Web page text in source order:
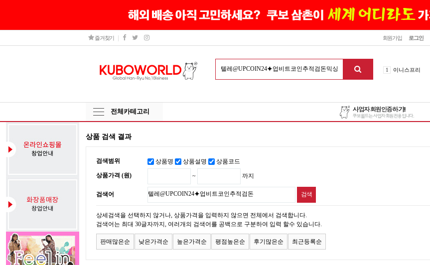
닫기
회원가입 로그인
즐겨찾기
1
4 메디힐
5 라네즈
전체카테고리
상품 검색 결과
검색범위 상품명 상품설명 상품코드
상품가격 (원) ~ 까지
검색어
상세검색을 선택하지 않거나, 상품가격을 입력하지 않으면 전체에서 검색합니다.
검색어는 최대 30글자까지, 여러개의 검색어를 공백으로 구분하여 입력 할수 있습니다.
판매많은순 낮은가격순 높은가격순 평점높은순 후기많은순 최근등록순